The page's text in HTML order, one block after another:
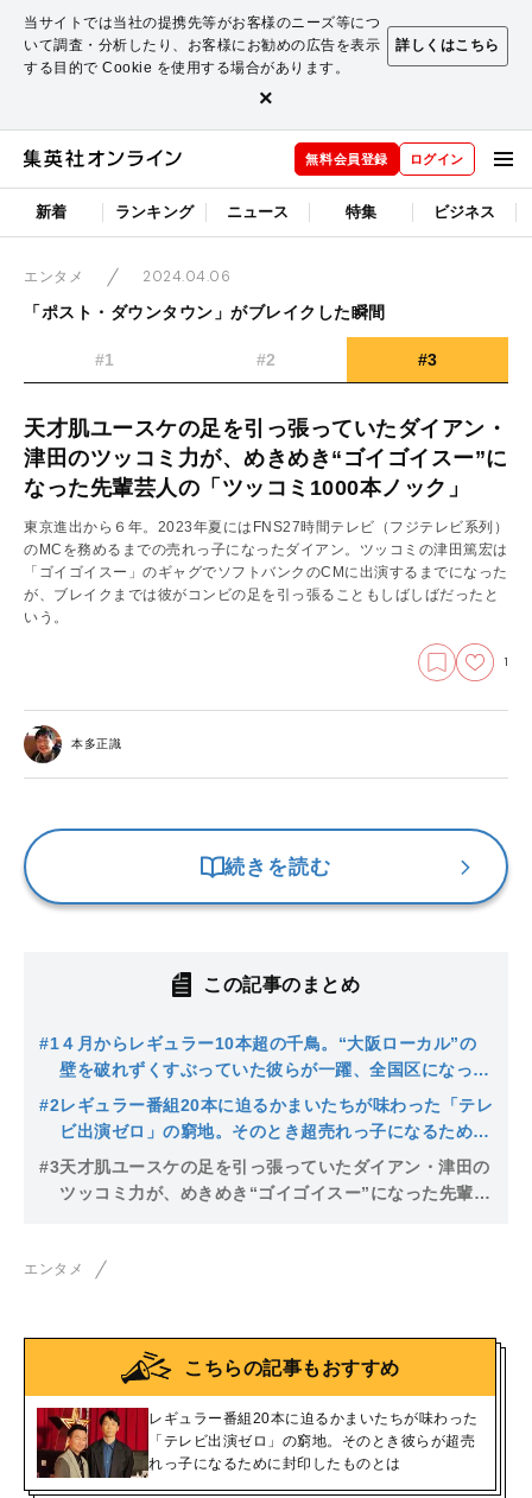
当サイトでは当社の提携先等がお客様のニーズ等につ
いて調査・分析したり、お客様にお勧めの広告を表示
する目的で Cookie を使用する場合があります。
詳しくはこちら
×
無料会員登録 ログイン
新着 ランキング ニュース 特集 ビジネス
エンタメ
2024.04.06
「ポスト・ダウンタウン」がブレイクした瞬間
#1 #2 #3
天才肌ユースケの足を引っ張っていたダイアン・
津田のツッコミ力が、めきめき“ゴイゴイスー”に
なった先輩芸人の「ツッコミ1000本ノック」
東京進出から６年。2023年夏にはFNS27時間テレビ（フジテレビ系列）
のMCを務めるまでの売れっ子になったダイアン。ツッコミの津田篤宏は
「ゴイゴイスー」のギャグでソフトバンクのCMに出演するまでになった
が、ブレイクまでは彼がコンビの足を引っ張ることもしばしばだったと
いう。
1
本多正識
続きを読む
この記事のまとめ
#1４月からレギュラー10本超の千鳥。“大阪ローカル”の
壁を破れずくすぶっていた彼らが一躍、全国区になった
転機とは？
#2レギュラー番組20本に迫るかまいたちが味わった「テレ
ビ出演ゼロ」の窮地。そのとき超売れっ子になるために
封印したものとは
#3天才肌ユースケの足を引っ張っていたダイアン・津田の
ツッコミ力が、めきめき“ゴイゴイスー”になった先輩芸
エンタメ
こちらの記事もおすすめ
レギュラー番組20本に迫るかまいたちが味わった
「テレビ出演ゼロ」の窮地。そのとき彼らが超売
れっ子になるために封印したものとは